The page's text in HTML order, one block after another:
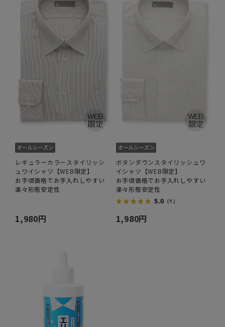
レギュラーカラースタイリッシ
ュワイシャツ【WEB限定】
お手頃価格でお手入れしやすい
楽々形態安定性
1,980円
ボタンダウンスタイリッシュワ
イシャツ【WEB限定】
お手頃価格でお手入れしやすい
楽々形態安定性
5.0 （1）
1,980円